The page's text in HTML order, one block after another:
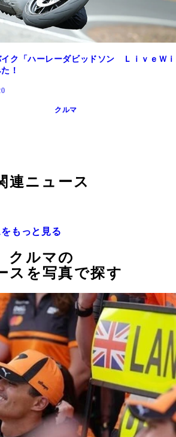
ク「ハーレーダビッドソン ＬｉｖｅＷｉ
！
クルマ
連ニュース
もっと見る
クルマの
スを写真で探す